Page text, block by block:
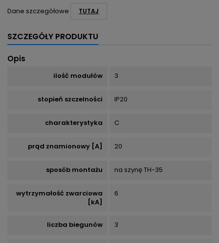
Dane szczegółowe TUTAJ
SZCZEGÓŁY PRODUKTU
Opis
ilość modułów 3
stopień szczelności IP20
charakterystyka C
prąd znamionowy [A] 20
sposób montażu na szynę TH-35
wytrzymałość zwarciowa
[kA]
6
liczba biegunów 3